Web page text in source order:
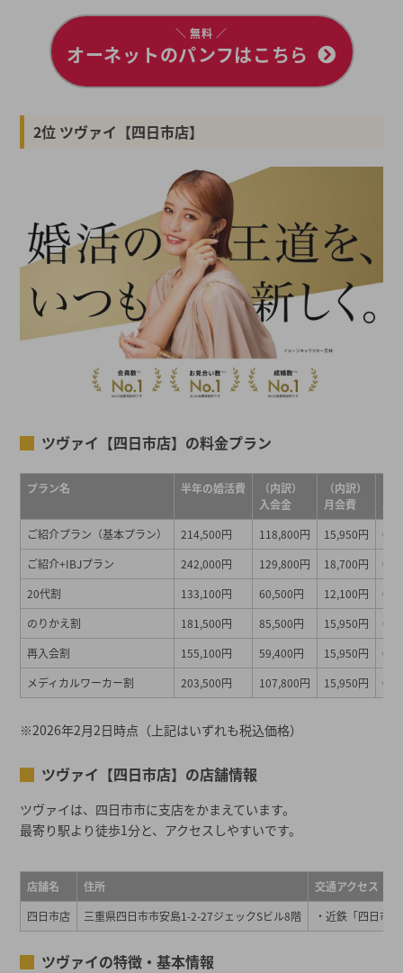
＼ 無料 ／
オーネットのパンフはこちら
2位 ツヴァイ【四日市店】
ツヴァイ【四日市店】の料金プラン
プラン名 半年の婚活費
（内訳）
入会金
（内訳）
月会費
ご紹介プラン（基本プラン）
214,500円 118,800円 15,950円
0円
ご紹介+IBJプラン
242,000円 129,800円 18,700円
0～
20代割
133,100円 60,500円 12,100円
0円
のりかえ割
181,500円 85,500円 15,950円
0円
再入会割
155,100円 59,400円 15,950円
0円
メディカルワーカー割
203,500円 107,800円 15,950円 0円
※2026年2月2日時点（上記はいずれも税込価格）
ツヴァイ【四日市店】の店舗情報
ツヴァイは、四日市市に支店をかまえています。
最寄り駅より徒歩1分と、アクセスしやすいです。
店舗名 住所
交通アクセス
四日市店
三重県四日市市安島1-2-27ジェックSビル8階 ・近鉄「四日市
ツヴァイの特徴・基本情報